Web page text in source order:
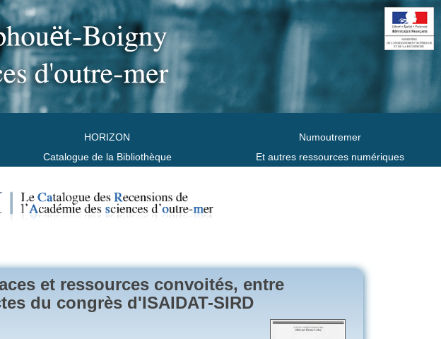
HORIZON
Catalogue de la Bibliothèque
Numoutremer
Et autres ressources numériques
et ressources convoités, entre
du congrès d'ISAIDAT-SIRD